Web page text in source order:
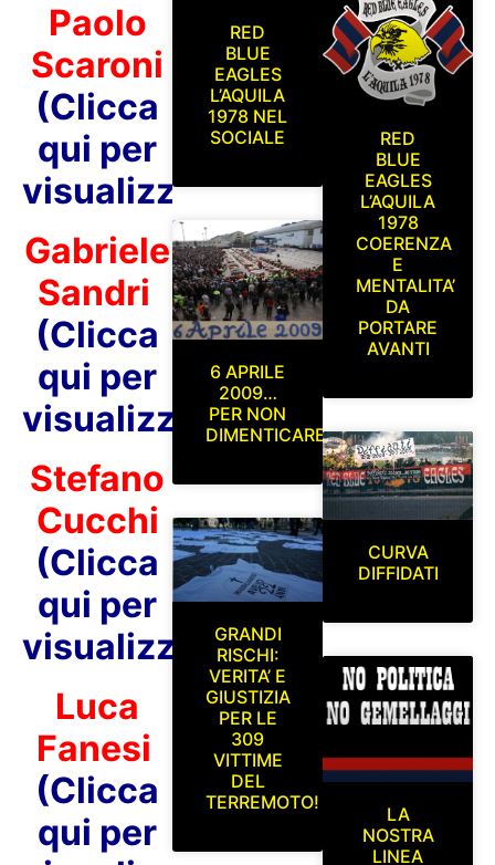
Paolo
Scaroni
(Clicca
qui per
visualizzare)
Gabriele
Sandri
(Clicca
qui per
visualizzare)
Stefano
Cucchi
(Clicca
qui per
visualizzare)
Luca
Fanesi
(Clicca
qui per
RED
BLUE
EAGLES
L’AQUILA
1978 NEL
SOCIALE
6 APRILE
2009…
PER NON
DIMENTICARE
GRANDI
RISCHI:
VERITA’ E
GIUSTIZIA
PER LE
309
VITTIME
DEL
TERREMOTO!
RED
BLUE
EAGLES
L’AQUILA
1978
COERENZA
E
MENTALITA’
DA
PORTARE
AVANTI
CURVA
DIFFIDATI
LA
NOSTRA
LINEA